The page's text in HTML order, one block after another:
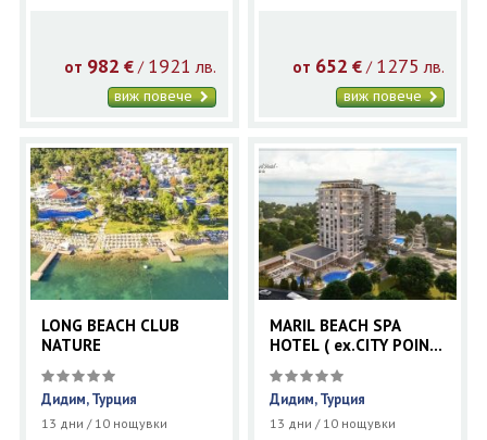
от 982 €/ 1921 лв.
виж повече
от 652 € / 1275 лв.
виж повече
LONG BEACH CLUB
NATURE
Дидим, Турция
13 дни / 10 нощувки
MARIL BEACH SPA
HOTEL ( ex.CITY POINT
)
Дидим, Турция
13 дни / 10 нощувки